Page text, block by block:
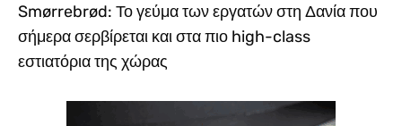
Smørrebrød: Το γεύμα των εργατών στη Δανία που
σήμερα σερβίρεται και στα πιο high-class
εστιατόρια της χώρας